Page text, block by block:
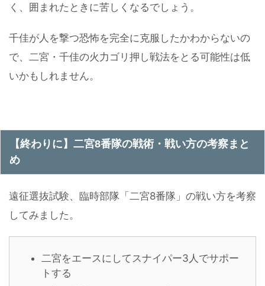
く、囲まれたときに苦しくなるでしょう。
千佳が人を撃つ恐怖を完全に克服したかわからないの
で、二宮・千佳の火力ゴリ押し戦法をとる可能性は低
いかもしれません。
【終わりに】二宮8番隊の戦術・戦い方の考察まと
め
遠征選抜試験、臨時部隊「二宮8番隊」の戦い方を考察
してみました。
二宮をエースにしてスナイパー3人でサポー
トする